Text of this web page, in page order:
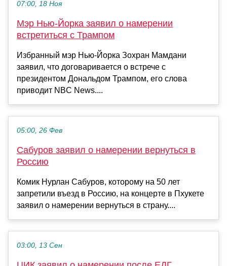
07:00, 18 Ноя
Мэр Нью-Йорка заявил о намерении
встретиться с Трампом
Избранный мэр Нью-Йорка Зохран Мамдани
заявил, что договаривается о встрече с
президентом Дональдом Трампом, его слова
приводит NBC News....
05:00, 26 Фев
Сабуров заявил о намерении вернуться в
Россию
Комик Нурлан Сабуров, которому на 50 лет
запретили въезд в Россию, на концерте в Пхукете
заявил о намерении вернуться в страну....
03:00, 13 Сен